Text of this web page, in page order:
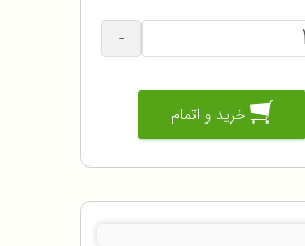
-
خرید و اتمام